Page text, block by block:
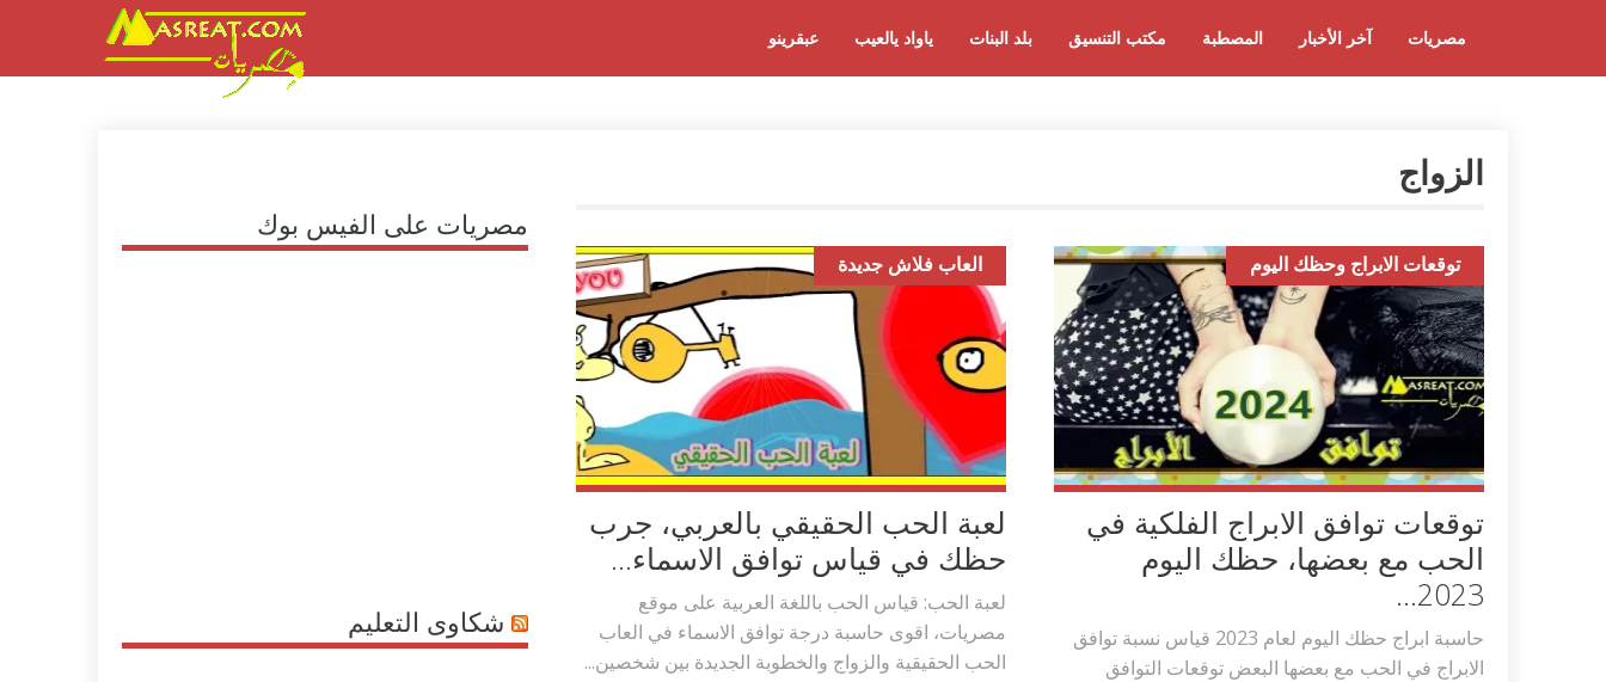
عبقرينو ياواد يالعيب بلد البنات مكتب التنسيق المصطبة آخر الأخبار مصريات
الزواج
العاب فلاش جديدة
لعبة الحب الحقيقي بالعربي، جرب
حظك في قياس توافق الاسماء...
لعبة الحب: قياس الحب باللغة العربية على موقع
مصريات، اقوى حاسبة درجة توافق الاسماء في العاب
الحب الحقيقية والزواج والخطوبة الجديدة بين شخصين...
توقعات الابراج وحظك اليوم
توقعات توافق الابراج الفلكية في
الحب مع بعضها، حظك اليوم
2023...
حاسبة ابراج حظك اليوم لعام 2023 قياس نسبة توافق
الابراج في الحب مع بعضها البعض توقعات التوافق
مصريات على الفيس بوك
شكاوى التعليم